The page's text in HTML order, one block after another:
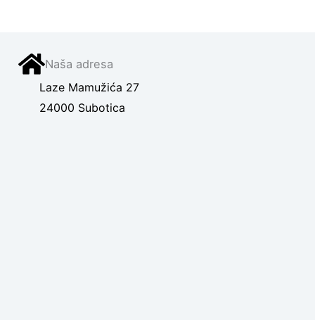
Naša adresa
Laze Mamužića 27
24000 Subotica